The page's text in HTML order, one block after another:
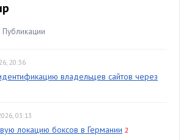
Публикации
20:36
владельцев сайтов через
03:13
локацию боксов в Германии 2